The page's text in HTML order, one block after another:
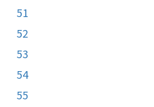
51
52
53
54
55